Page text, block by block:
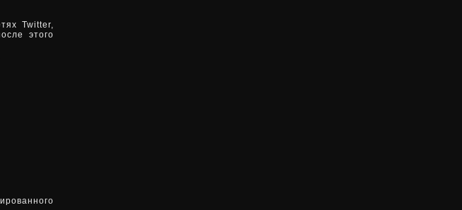
Twitter,
этого